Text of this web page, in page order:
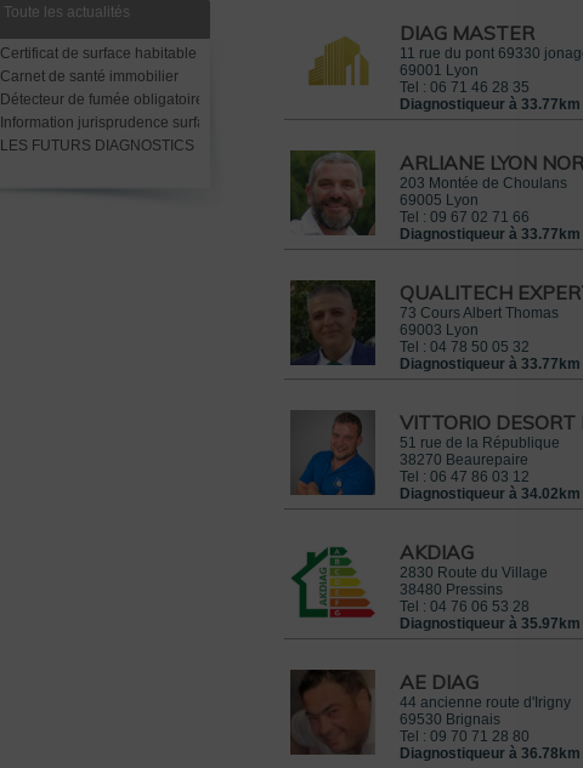
Toute les actualités
Certificat de surface habitable
Carnet de santé immobilier
Détecteur de fumée obligatoire avant le 8 mars 2015
Information jurisprudence surface Carrez
LES FUTURS DIAGNOSTICS LOCATIFS
DIAG MASTER
11 rue du pont 69330
69001 Lyon
Tel : 06 71 46 28 35
Diagnostiqueur à
ARLIANE LYON
203 Montée de Choulans
69005 Lyon
Tel : 09 67 02 71 66
Diagnostiqueur à
QUALITECH
73 Cours Albert Thomas
69003 Lyon
Tel : 04 78 50 05 32
Diagnostiqueur à
VITTORIO DESORT
51 rue de la République
38270 Beaurepaire
Tel : 06 47 86 03 12
Diagnostiqueur à
AKDIAG
2830 Route du Village
38480 Pressins
Tel : 04 76 06 53 28
Diagnostiqueur à
AE DIAG
44 ancienne route d'Irigny
69530 Brignais
Tel : 09 70 71 28 80
Diagnostiqueur à